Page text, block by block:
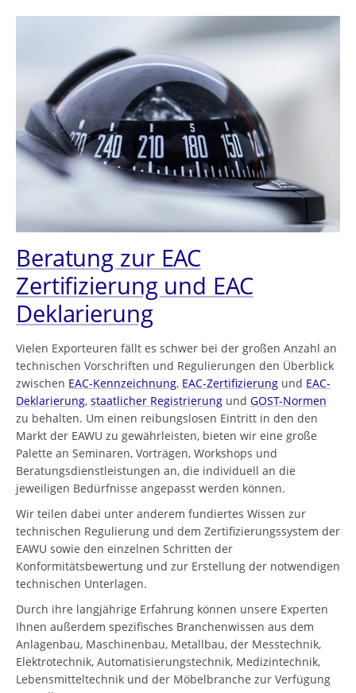
Beratung zur EAC
Zertifizierung und EAC
Deklarierung
Vielen Exporteuren fällt es schwer bei der großen Anzahl an
technischen Vorschriften und Regulierungen den Überblick
zwischen EAC-Kennzeichnung, EAC-Zertifizierung und EAC-
Deklarierung, staatlicher Registrierung und GOST-Normen
zu behalten. Um einen reibungslosen Eintritt in den den
Markt der EAWU zu gewährleisten, bieten wir eine große
Palette an Seminaren, Vorträgen, Workshops und
Beratungsdienstleistungen an, die individuell an die
jeweiligen Bedürfnisse angepasst werden können.
Wir teilen dabei unter anderem fundiertes Wissen zur
technischen Regulierung und dem Zertifizierungssystem der
EAWU sowie den einzelnen Schritten der
Konformitätsbewertung und zur Erstellung der notwendigen
technischen Unterlagen.
Durch ihre langjährige Erfahrung können unsere Experten
Ihnen außerdem spezifisches Branchenwissen aus dem
Anlagenbau, Maschinenbau, Metallbau, der Messtechnik,
Elektrotechnik, Automatisierungstechnik, Medizintechnik,
Lebensmitteltechnik und der Möbelbranche zur Verfügung